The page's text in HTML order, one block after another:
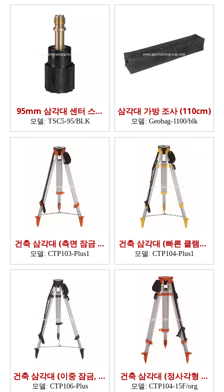
95mm 삼각대 센터 스크
류-삼각대 측량을위한 중
대 장착 볼트
모델: TSC5-95/BLK
삼각대 가방 조사 (110cm)
모델: Geobag-1100/blk
건축 삼각대 (측면 잠금 장
치, 안티 스키드 브래킷)
모델: CTP103-Plus1
건축 삼각대 (빠른 클램프,
안티 스키 브라켓)
모델: CTP104-Plus1
건축 삼각대 (이중 잠금, 안
티 스키드 브래킷)
모델: CTP106-Plus
건축 삼각대 (정사각형 다
리, 이중 잠금)
모델: CTP104-15F/org